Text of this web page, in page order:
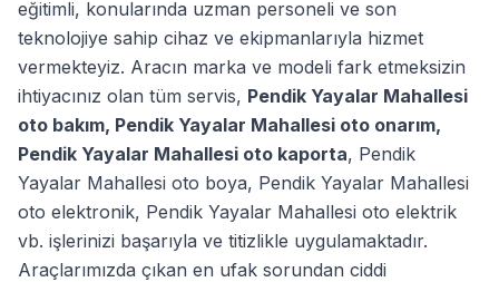
eğitimli, konularında uzman personeli ve son
teknolojiye sahip cihaz ve ekipmanlarıyla hizmet
vermekteyiz. Aracın marka ve modeli fark etmeksizin
ihtiyacınız olan tüm servis, Pendik Yayalar Mahallesi
oto bakım, Pendik Yayalar Mahallesi oto onarım,
Pendik Yayalar Mahallesi oto kaporta, Pendik
Yayalar Mahallesi oto boya, Pendik Yayalar Mahallesi
oto elektronik, Pendik Yayalar Mahallesi oto elektrik
vb. işlerinizi başarıyla ve titizlikle uygulamaktadır.
Araçlarımızda çıkan en ufak sorundan ciddi